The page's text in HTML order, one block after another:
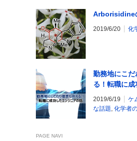
Arborisidine
2019/6/20 化
勤務地にこだ
る！転職に
2019/6/19 ケ
な話題, 化学者
PAGE NAVI